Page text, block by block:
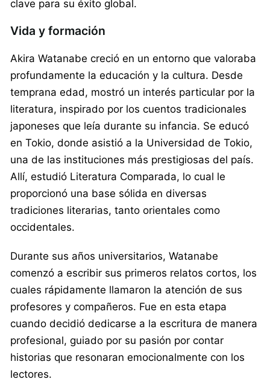
clave para su éxito global.
Vida y formación
Akira Watanabe creció en un entorno que valoraba
profundamente la educación y la cultura. Desde
temprana edad, mostró un interés particular por la
literatura, inspirado por los cuentos tradicionales
japoneses que leía durante su infancia. Se educó
en Tokio, donde asistió a la Universidad de Tokio,
una de las instituciones más prestigiosas del país.
Allí, estudió Literatura Comparada, lo cual le
proporcionó una base sólida en diversas
tradiciones literarias, tanto orientales como
occidentales.
Durante sus años universitarios, Watanabe
comenzó a escribir sus primeros relatos cortos, los
cuales rápidamente llamaron la atención de sus
profesores y compañeros. Fue en esta etapa
cuando decidió dedicarse a la escritura de manera
profesional, guiado por su pasión por contar
historias que resonaran emocionalmente con los
lectores.